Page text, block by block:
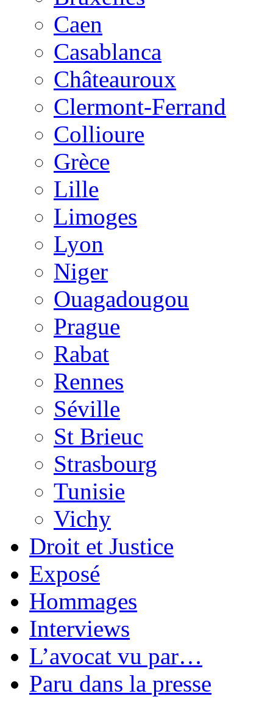
Caen
Casablanca
Châteauroux
Clermont-Ferrand
Collioure
Grèce
Lille
Limoges
Lyon
Niger
Ouagadougou
Prague
Rabat
Rennes
Séville
St Brieuc
Strasbourg
Tunisie
Vichy
Droit et Justice
Exposé
Hommages
Interviews
L’avocat vu par…
Paru dans la presse